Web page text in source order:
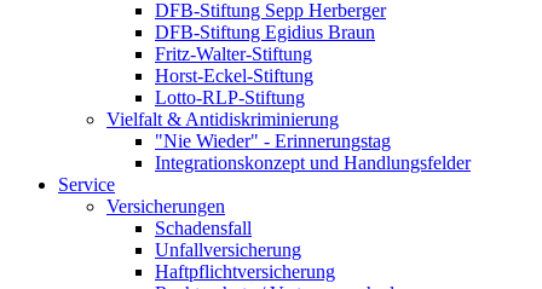
DFB-Stiftung Sepp Herberger
DFB-Stiftung Egidius Braun
Fritz-Walter-Stiftung
Horst-Eckel-Stiftung
Lotto-RLP-Stiftung
Vielfalt & Antidiskriminierung
"Nie Wieder" - Erinnerungstag
Integrationskonzept und Handlungsfelder
Service
Versicherungen
Schadensfall
Unfallversicherung
Haftpflichtversicherung